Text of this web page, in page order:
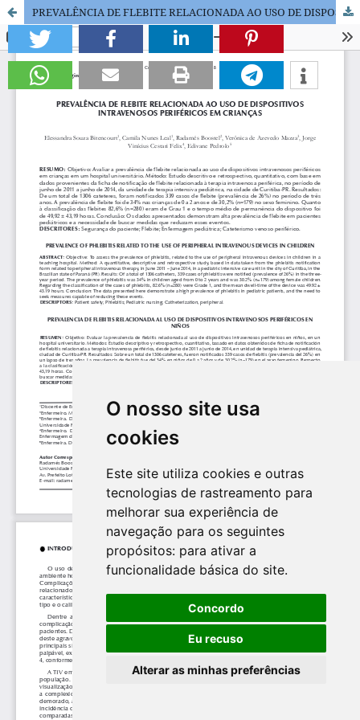
O nosso site usa
cookies
Este site utiliza cookies e outras
tecnologias de rastreamento para
melhorar sua experiência de
navegação para os seguintes
propósitos: para ativar a
funcionalidade básica do site.
Concordo
Eu recuso
Alterar as minhas preferências
PREVALÊNCIA DE FLEBITE RELACIONADA AO USO DE DISPOSITIVOS INTRAVENOSOS PERIFÉRICOS EM CRIANÇAS